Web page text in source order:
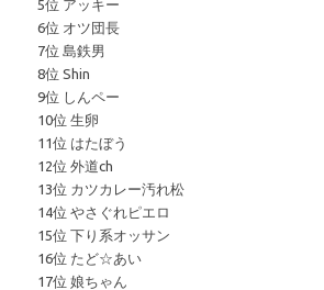
5位 アッキー
6位 オツ団長
7位 島鉄男
8位 Shin
9位 しんペー
10位 生卵
11位 はたぼう
12位 外道ch
13位 カツカレー汚れ松
14位 やさぐれピエロ
15位 下り系オッサン
16位 たど☆あい
17位 娘ちゃん